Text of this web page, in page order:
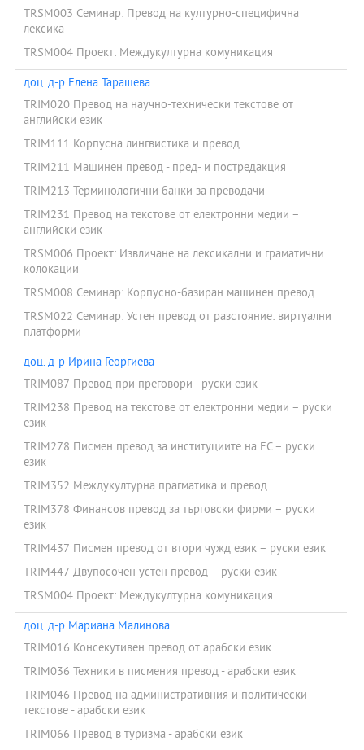
TRSM003 Семинар: Превод на културно-специфична
лексика
TRSM004 Проект: Междукултурна комуникация
доц. д-р Елена Тарашева
TRIM020 Превод на научно-технически текстове от
английски език
TRIM111 Корпусна лингвистика и превод
TRIM211 Машинен превод - пред- и постредакция
TRIM213 Терминологични банки за преводачи
TRIM231 Превод на текстове от електронни медии –
английски език
TRSM006 Проект: Извличане на лексикални и граматични
колокации
TRSM008 Семинар: Корпусно-базиран машинен превод
TRSM022 Семинар: Устен превод от разстояние: виртуални
платформи
доц. д-р Ирина Георгиева
TRIM087 Превод при преговори - руски език
TRIM238 Превод на текстове от електронни медии – руски
език
TRIM278 Писмен превод за институциите на ЕС – руски
език
TRIM352 Междукултурна прагматика и превод
TRIM378 Финансов превод за търговски фирми – руски
език
TRIM437 Писмен превод от втори чужд език – руски език
TRIM447 Двупосочен устен превод – руски език
TRSM004 Проект: Междукултурна комуникация
доц. д-р Мариана Малинова
TRIM016 Консекутивен превод от арабски език
TRIM036 Техники в писмения превод - арабски език
TRIM046 Превод на административния и политически
текстове - арабски език
TRIM066 Превод в туризма - арабски език